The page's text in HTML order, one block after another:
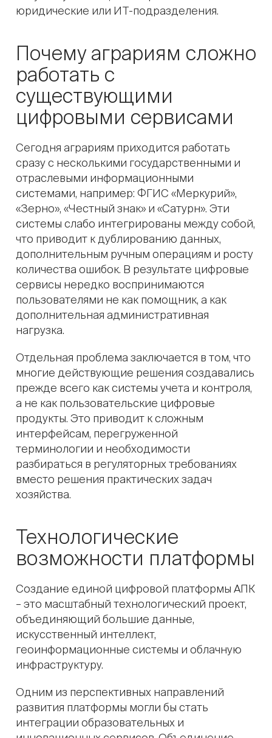
юридические или ИТ-подразделения.
Почему аграриям сложно
работать с
существующими
цифровыми сервисами
Сегодня аграриям приходится работать
сразу с несколькими государственными и
отраслевыми информационными
системами, например: ФГИС «Меркурий»,
«Зерно», «Честный знак» и «Сатурн». Эти
системы слабо интегрированы между собой,
что приводит к дублированию данных,
дополнительным ручным операциям и росту
количества ошибок. В результате цифровые
сервисы нередко воспринимаются
пользователями не как помощник, а как
дополнительная административная
нагрузка.
Отдельная проблема заключается в том, что
многие действующие решения создавались
прежде всего как системы учета и контроля,
а не как пользовательские цифровые
продукты. Это приводит к сложным
интерфейсам, перегруженной
терминологии и необходимости
разбираться в регуляторных требованиях
вместо решения практических задач
хозяйства.
Технологические
возможности платформы
Создание единой цифровой платформы АПК
– это масштабный технологический проект,
объединяющий большие данные,
искусственный интеллект,
геоинформационные системы и облачную
инфраструктуру.
Одним из перспективных направлений
развития платформы могли бы стать
интеграции образовательных и